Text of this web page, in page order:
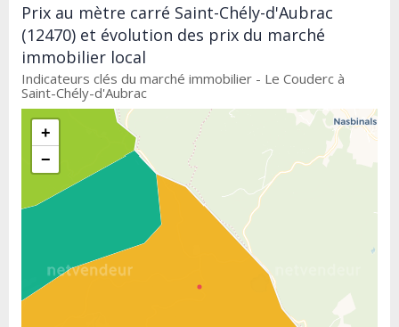
Prix au mètre carré Saint-Chély-d'Aubrac
(12470) et évolution des prix du marché
immobilier local
Indicateurs clés du marché immobilier - Le Couderc à
Saint-Chély-d'Aubrac
+
−